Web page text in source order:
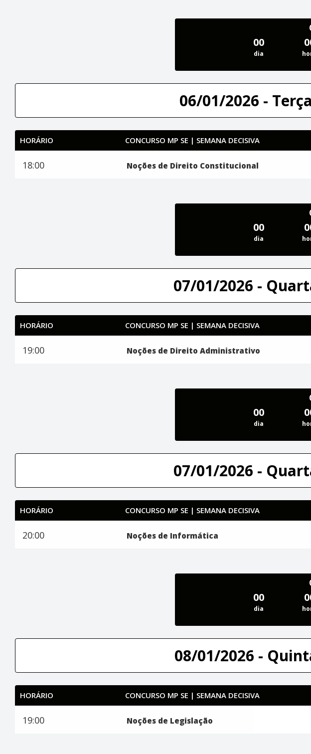
00
dia
06/01/2026 -
HORÁRIO CONCURSO MP SE | SEMANA DECISIVA
18:00 Noções de Direito Constitucional
00
dia
07/01/2026 -
HORÁRIO CONCURSO MP SE | SEMANA DECISIVA
19:00 Noções de Direito Administrativo
00
dia
07/01/2026 -
HORÁRIO CONCURSO MP SE | SEMANA DECISIVA
20:00 Noções de Informática
00
dia
08/01/2026 -
HORÁRIO CONCURSO MP SE | SEMANA DECISIVA
19:00 Noções de Legislação